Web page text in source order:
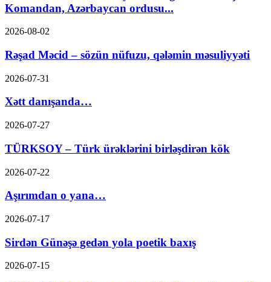
Komandan, Azərbaycan ordusu...
2026-08-02
Rəşad Məcid – sözün nüfuzu, qələmin məsuliyyəti
2026-07-31
Xətt danışanda…
2026-07-27
TÜRKSOY – Türk ürəklərini birləşdirən kök
2026-07-22
Aşırımdan o yana…
2026-07-17
Sirdən Günəşə gedən yola poetik baxış
2026-07-15